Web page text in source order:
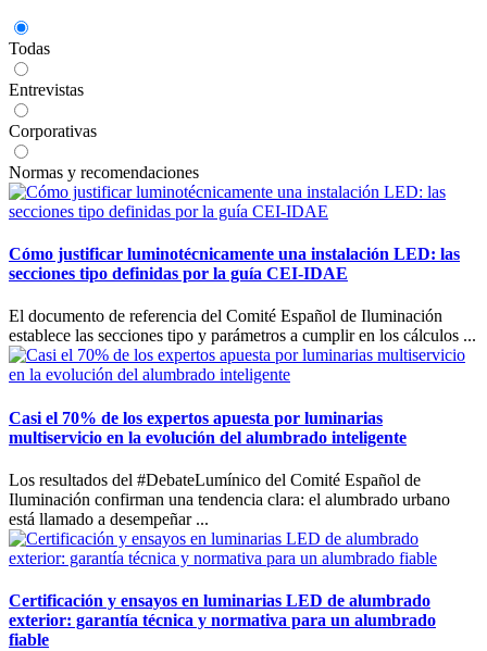
Todas
Entrevistas
Corporativas
Normas y recomendaciones
Cómo justificar luminotécnicamente una instalación LED: las
secciones tipo definidas por la guía CEI-IDAE
El documento de referencia del Comité Español de Iluminación
establece las secciones tipo y parámetros a cumplir en los cálculos ...
Casi el 70% de los expertos apuesta por luminarias
multiservicio en la evolución del alumbrado inteligente
Los resultados del #DebateLumínico del Comité Español de
Iluminación confirman una tendencia clara: el alumbrado urbano
está llamado a desempeñar ...
Certificación y ensayos en luminarias LED de alumbrado
exterior: garantía técnica y normativa para un alumbrado
fiable